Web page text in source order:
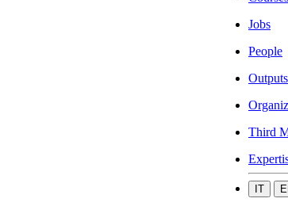
Jobs
People
Outputs
Third
IT